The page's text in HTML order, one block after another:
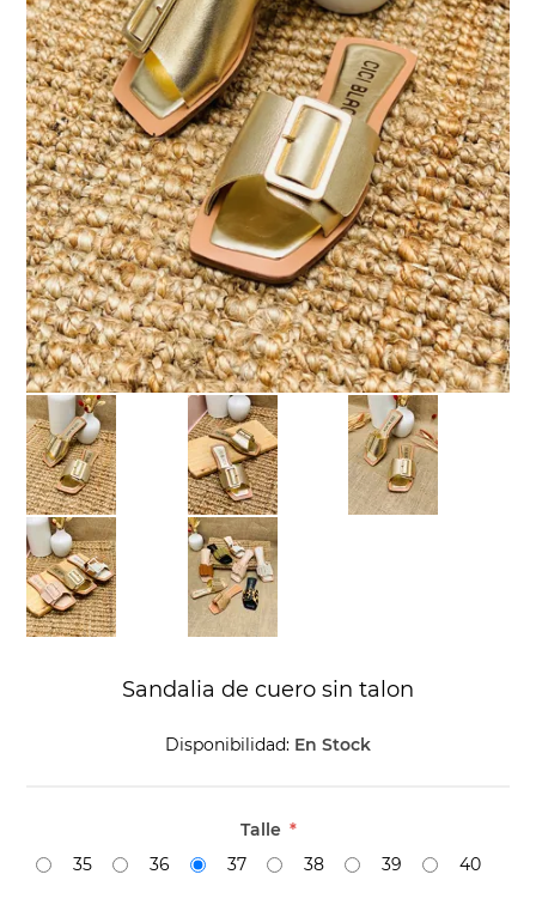
Sandalia de cuero sin talon
Disponibilidad: En Stock
Talle *
35
36 37 38 39 40